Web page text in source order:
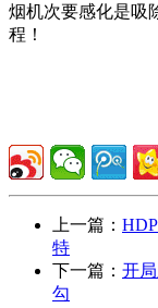
烟机次要感化是吸
程！
上一篇：
特
下一篇： 开
勾